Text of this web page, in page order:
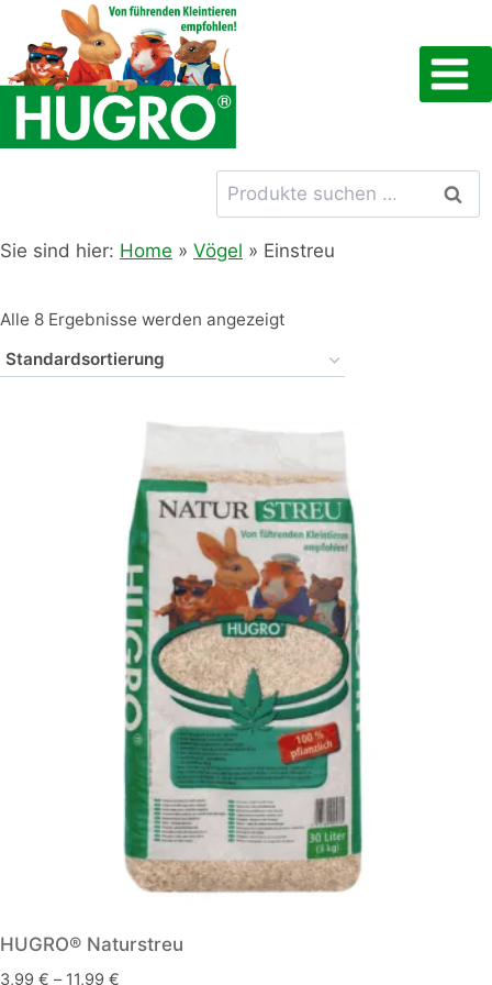
Inhalt
springen
Suchen
nach:
Sie sind hier: Home » Vögel » Einstreu
Alle 8 Ergebnisse werden angezeigt
HUGRO® Naturstreu
3,99 € – 11,99 €